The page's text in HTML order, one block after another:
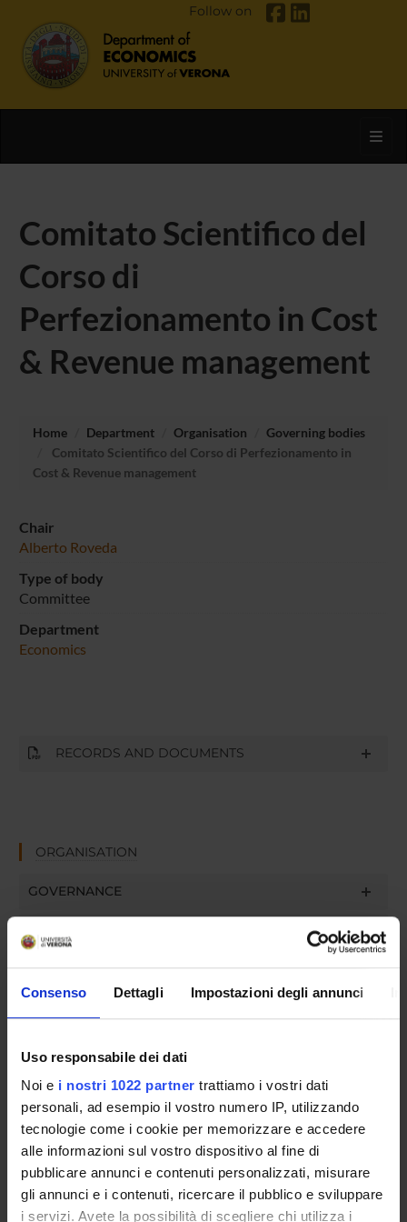
Consenso Dettagli Impostazioni degli annunci
Uso responsabile dei dati
Noi e i nostri 1022 partner trattiamo i vostri dati
personali, ad esempio il vostro numero IP, utilizzando
tecnologie come i cookie per memorizzare e accedere
alle informazioni sul vostro dispositivo al fine di
pubblicare annunci e contenuti personalizzati, misurare
gli annunci e i contenuti, ricercare il pubblico e sviluppare
i servizi. Avete la possibilità di scegliere chi utilizza i
Follow on
Comitato Scientifico del
Corso di
Perfezionamento in Cost
& Revenue management
Home Department Organisation
Governing bodies
Comitato Scientifico del Corso di Perfezionamento in
Cost & Revenue management
Chair
Alberto Roveda
Type of body
Committee
Department
Economics
RECORDS AND DOCUMENTS
ORGANISATION
GOVERNANCE
COMMITTEES
DEPARTMENT ADMINISTRATION OFFICES
DEPARTMENT FACILITIES
RESEARCH LABORATORIES
RESEARCH CENTRES
LIBRARIES
SPIN OFF AND COMPANIES